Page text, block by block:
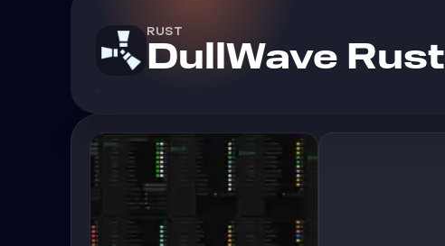
RUST
DullWave Rust